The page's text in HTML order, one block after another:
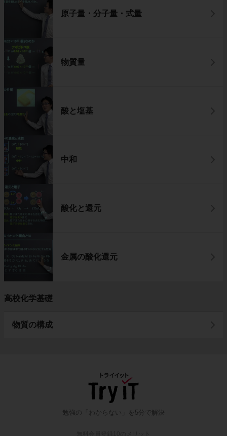
原子量・分子量・式量
物質量
酸と塩基
中和
酸化と還元
金属の酸化還元
高校化学基礎
物質の構成
勉強の「わからない」を5分で解決